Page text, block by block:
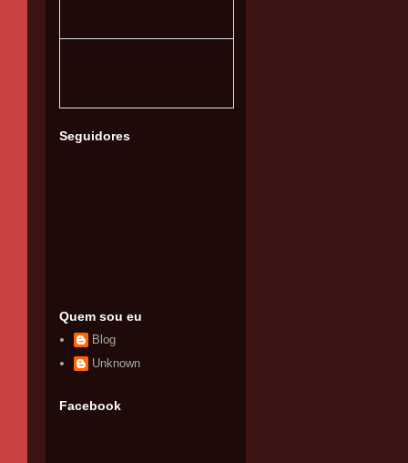
Seguidores
Quem sou eu
Blog
Unknown
Facebook